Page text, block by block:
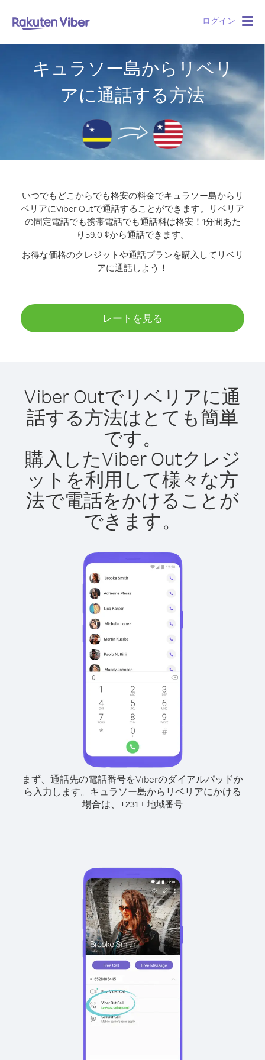
ログイン
キュラソー島からリベリ
アに通話する方法
いつでもどこからでも格安の料金でキュラソー島からリ
ベリアにViber Outで通話することができます。
リベリア
の固定電話でも携帯電話でも通話料は格安！1分間あた
り59.0 ¢から通話できます。
お得な価格のクレジットや通話プランを購入してリベリ
アに通話しよう！
レートを見る
Viber Outでリベリアに通
話する方法はとても簡単
です。
購入したViber Outクレジ
ットを利用して様々な方
法で電話をかけることが
できます。
まず、通話先の電話番号をViberのダイアルパッドか
ら入力します。 キュラソー島からリベリアにかける
場合は、 +231 + 地域番号